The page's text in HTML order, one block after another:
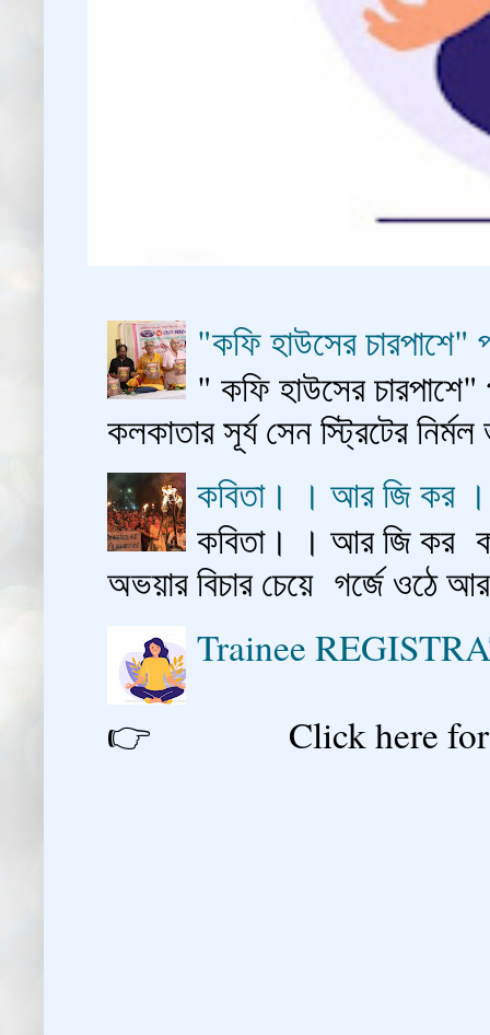
"কফি হাউসের
" কফি হাউসের
কলকাতার সূর্য সেন স্ট্রিটের
কবিতা। । আর জি কর
কবিতা। । আর জি কর
অভয়ার বিচার চেয়ে গর্জে
Trainee
👉 Click here for